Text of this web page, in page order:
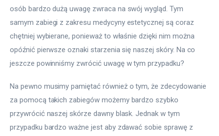
osób bardzo dużą uwagę zwraca na swój wygląd. Tym
samym zabiegi z zakresu medycyny estetycznej są coraz
chętniej wybierane, ponieważ to właśnie dzięki nim można
opóźnić pierwsze oznaki starzenia się naszej skóry. Na co
jeszcze powinniśmy zwrócić uwagę w tym przypadku?
Na pewno musimy pamiętać również o tym, że zdecydowanie
za pomocą takich zabiegów możemy bardzo szybko
przywrócić naszej skórze dawny blask. Jednak w tym
przypadku bardzo ważne jest aby zdawać sobie sprawę z